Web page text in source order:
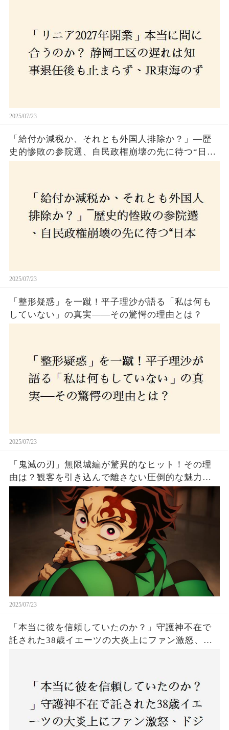
2025/07/23
「給付か減税か、それとも外国人排除か？」―歴
史的惨敗の参院選、自民政権崩壊の先に待つ“日本
2025/07/23
「整形疑惑」を一蹴！平子理沙が語る「私は何も
していない」の真実——その驚愕の理由とは？
2025/07/23
「鬼滅の刃」無限城編が驚異的なヒット！その理
由は？観客を引き込んで離さない圧倒的な魅力と
2025/07/23
「本当に彼を信頼していたのか？」守護神不在で
託された38歳イエーツの大炎上にファン激怒、ド